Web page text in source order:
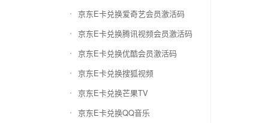
京东E卡兑换爱奇艺会员激活码
京东E卡兑换腾讯视频会员激活码
京东E卡兑换优酷会员激活码
京东E卡兑换搜狐视频
京东E卡兑换芒果TV
京东E卡兑换QQ音乐